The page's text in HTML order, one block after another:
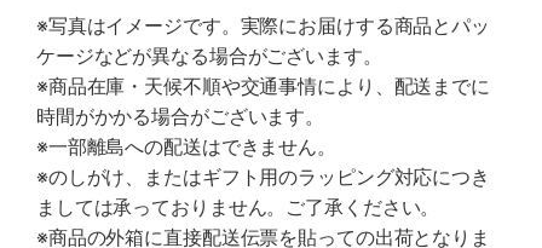
※写真はイメージです。実際にお届けする商品とパッ
ケージなどが異なる場合がございます。
※商品在庫・天候不順や交通事情により、配送までに
時間がかかる場合がございます。
※一部離島への配送はできません。
※のしがけ、またはギフト用のラッピング対応につき
ましては承っておりません。ご了承ください。
※商品の外箱に直接配送伝票を貼っての出荷となりま